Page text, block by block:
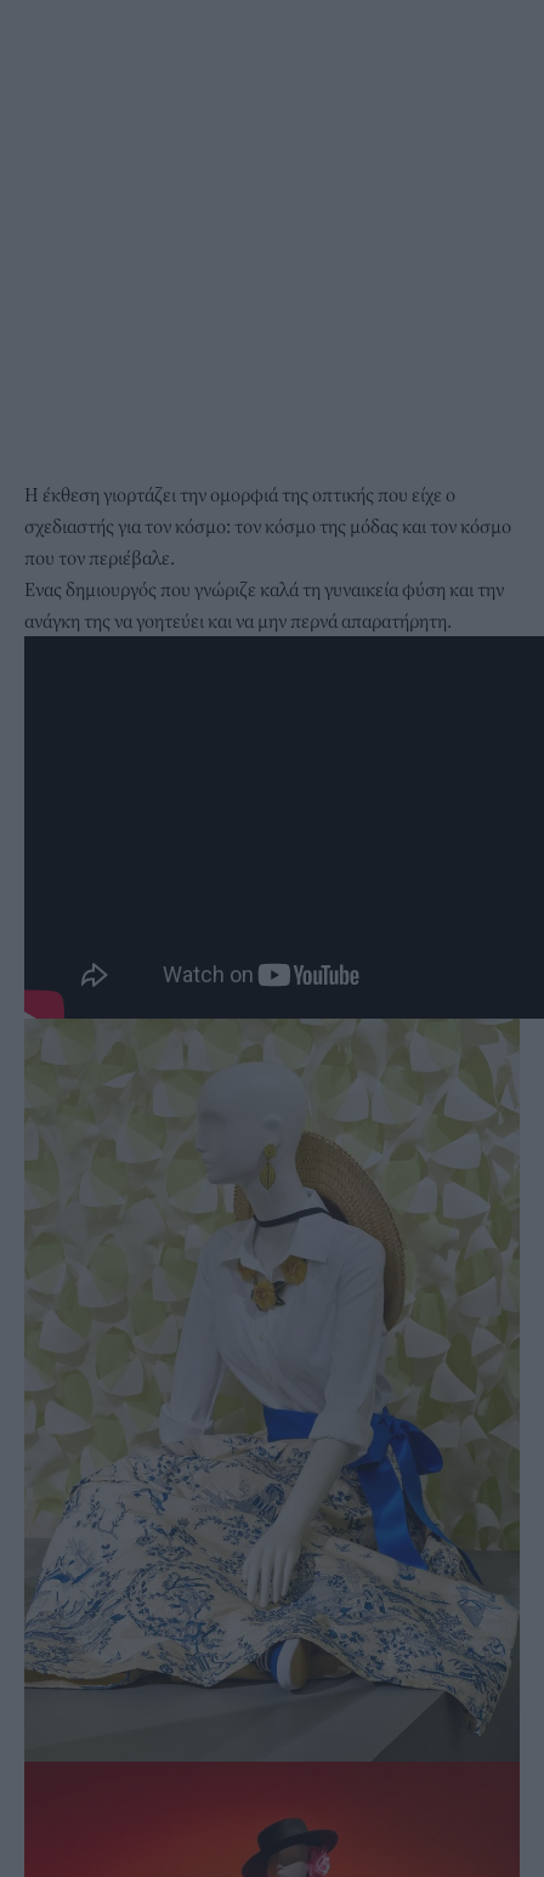
H έκθεση γιορτάζει την ομορφιά της οπτικής που είχε ο
σχεδιαστής για τον κόσμο: τον κόσμο της μόδας και τον κόσμο
που τον περιέβαλε.
Eνας δημιουργός που γνώριζε καλά τη γυναικεία φύση και την
ανάγκη της να γοητεύει και να μην περνά απαρατήρητη.